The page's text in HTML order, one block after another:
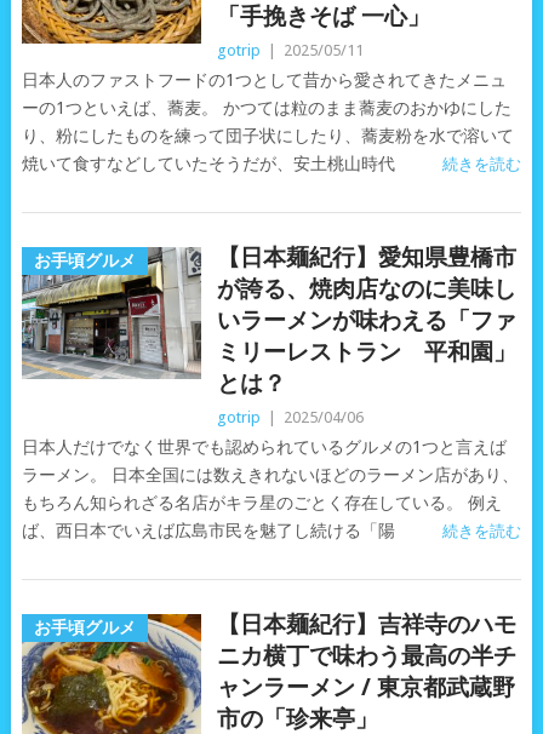
「手挽きそば 一心」
gotrip 2025/05/11
日本人のファストフードの1つとして昔から愛されてきたメニュ
ーの1つといえば、蕎麦。 かつては粒のまま蕎麦のおかゆにした
り、粉にしたものを練って団子状にしたり、蕎麦粉を水で溶いて
焼いて食すなどしていたそうだが、安土桃山時代
続きを読む
お手頃グルメ
【日本麺紀行】愛知県豊橋市
が誇る、焼肉店なのに美味し
いラーメンが味わえる「ファ
ミリーレストラン 平和園」
とは？
gotrip 2025/04/06
日本人だけでなく世界でも認められているグルメの1つと言えば
ラーメン。 日本全国には数えきれないほどのラーメン店があり、
もちろん知られざる名店がキラ星のごとく存在している。 例え
ば、西日本でいえば広島市民を魅了し続ける「陽
続きを読む
お手頃グルメ
【日本麺紀行】吉祥寺のハモ
ニカ横丁で味わう最高の半チ
ャンラーメン / 東京都武蔵野
市の「珍来亭」